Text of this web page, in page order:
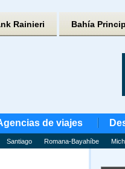
Rainieri Bahía
de viajes
Santiago Romana-Bayahíbe